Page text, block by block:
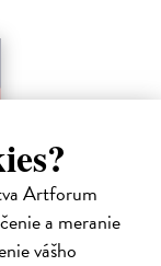
Artforum
a meranie
vášho